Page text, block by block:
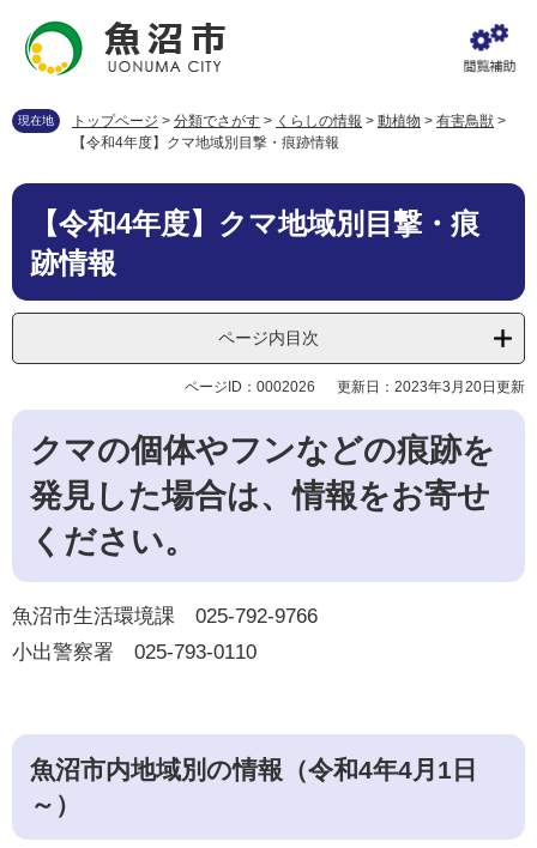
先
す
を
し
へ
現在地 トップページ > 分類でさがす > くらしの情報 > 動植物 > 有害鳥獣 >
【令和4年度】クマ地域別目撃・痕跡情報
本
【令和4年度】クマ地域別目撃・痕
跡情報
ページ内目次
ページID：0002026 更新日：2023年3月20日更新
クマの個体やフンなどの痕跡を
発見した場合は、情報をお寄せ
ください。
魚沼市生活環境課 025-792-9766
小出警察署 025-793-0110
魚沼市内地域別の情報（令和4年4月1日
～）